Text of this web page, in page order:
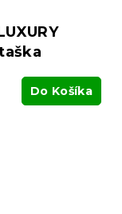
Do Košíka